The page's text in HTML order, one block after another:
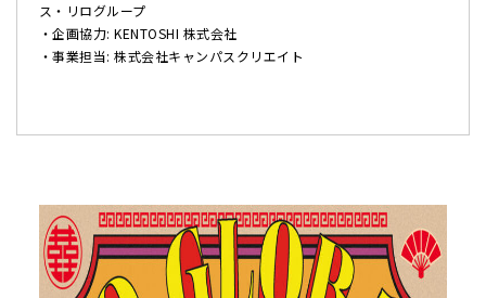
ス・リログループ
・企画協力: KENTOSHI 株式会社
・事業担当: 株式会社キャンパスクリエイト